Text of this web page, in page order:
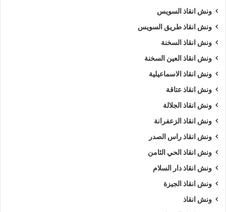
السيارات، اوناش انقاذ السيارات، تليفون ونش أنقاذ، تليفون ونش أنقاذ
ونش انقاذ السويس
ونش انقاذ طريق السويس
ونش انقاذ السخنة
ونش انقاذ العين السخنة
ونش انقاذ الاسماعيلية
ونش انقاذ عتاقة
ونش انقاذ الجلالة
ونش انقاذ الزعفرانة
ونش انقاذ راس الصدر
ونش انقاذ الحي الثامن
ونش انقاذ دار السلام
ونش انقاذ الجيزة
ونش انقاذ